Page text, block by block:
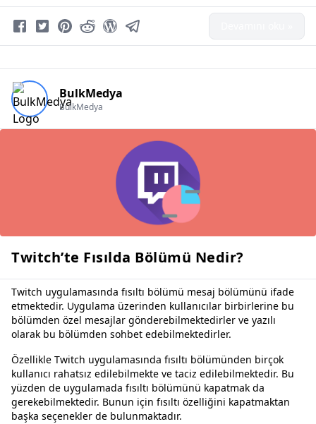
BulkMedya
BulkMedya
Twitch’te Fısılda Bölümü Nedir?
Twitch uygulamasında fısıltı bölümü mesaj bölümünü ifade
etmektedir. Uygulama üzerinden kullanıcılar birbirlerine bu
bölümden özel mesajlar gönderebilmektedirler ve yazılı
olarak bu bölümden sohbet edebilmektedirler.
Özellikle Twitch uygulamasında fısıltı bölümünden birçok
kullanıcı rahatsız edilebilmekte ve taciz edilebilmektedir. Bu
yüzden de uygulamada fısıltı bölümünü kapatmak da
gerekebilmektedir. Bunun için fısıltı özelliğini kapatmaktan
başka seçenekler de bulunmaktadır.